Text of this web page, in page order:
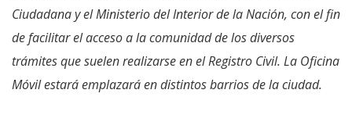
Ciudadana y el Ministerio del Interior de la Nación, con el fin
de facilitar el acceso a la comunidad de los diversos
trámites que suelen realizarse en el Registro Civil. La Oficina
Móvil estará emplazará en distintos barrios de la ciudad.